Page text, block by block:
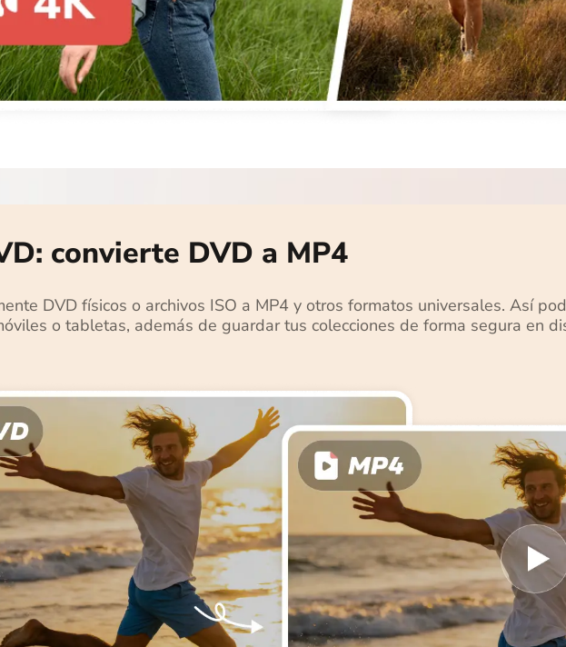
convierte DVD a MP4
DVD físicos o archivos ISO a MP4 y otros formatos universales. Así
o tabletas, además de guardar tus colecciones de forma segura en